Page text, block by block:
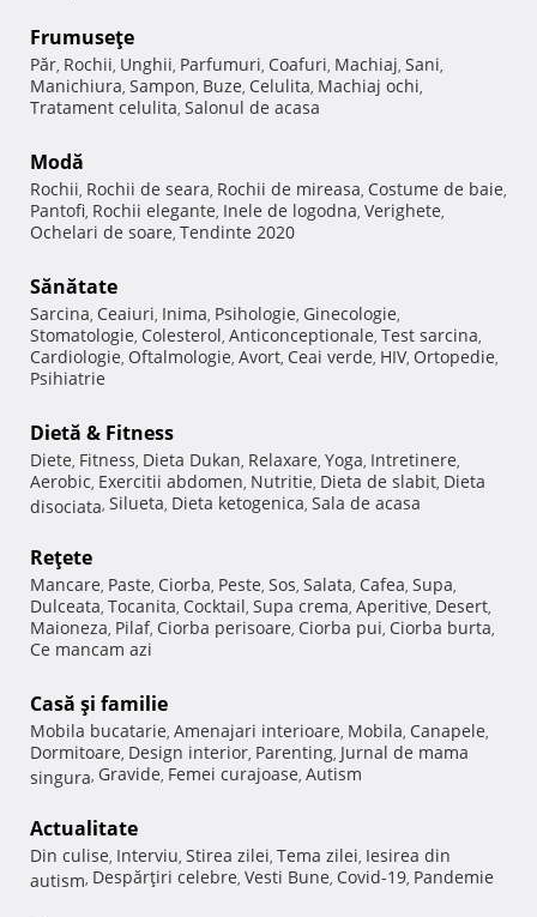
Frumuseţe
Păr, Rochii, Unghii, Parfumuri, Coafuri, Machiaj, Sani,
Manichiura, Sampon, Buze, Celulita, Machiaj ochi,
Tratament celulita, Salonul de acasa
Modă
Rochii, Rochii de seara, Rochii de mireasa, Costume de baie,
Pantofi, Rochii elegante, Inele de logodna, Verighete,
Ochelari de soare, Tendinte 2020
Sănătate
Sarcina, Ceaiuri, Inima, Psihologie, Ginecologie,
Stomatologie, Colesterol, Anticonceptionale, Test sarcina,
Cardiologie, Oftalmologie, Avort, Ceai verde, HIV, Ortopedie,
Psihiatrie
Dietă & Fitness
Diete, Fitness, Dieta Dukan, Relaxare, Yoga, Intretinere,
Aerobic, Exercitii abdomen, Nutritie, Dieta de slabit, Dieta
disociata, Silueta, Dieta ketogenica, Sala de acasa
Reţete
Mancare, Paste, Ciorba, Peste, Sos, Salata, Cafea, Supa,
Dulceata, Tocanita, Cocktail, Supa crema, Aperitive, Desert,
Maioneza, Pilaf, Ciorba perisoare, Ciorba pui, Ciorba burta,
Ce mancam azi
Casă şi familie
Mobila bucatarie, Amenajari interioare, Mobila, Canapele,
Dormitoare, Design interior, Parenting, Jurnal de mama
singura, Gravide, Femei curajoase, Autism
Actualitate
Din culise, Interviu, Stirea zilei, Tema zilei, Iesirea din
autism, Despărţiri celebre, Vesti Bune, Covid-19, Pandemie